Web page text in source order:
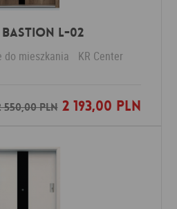
L-02
do mieszkania KR Center
550,00 PLN2 193,00 PLN
do ulubionych